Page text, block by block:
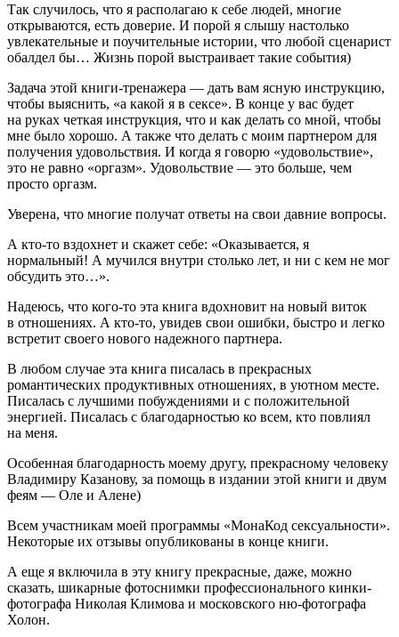
Так случилось, что я располагаю к себе людей, многие
открываются, есть доверие. И порой я слышу настолько
увлекательные и поучительные истории, что любой сценарист
обалдел бы… Жизнь порой выстраивает такие события)
Задача этой книги-тренажера — дать вам ясную инструкцию,
чтобы выяснить, «а какой я в сексе». В конце у вас будет
на руках четкая инструкция, что и как делать со мной, чтобы
мне было хорошо. А также что делать с моим партнером для
получения удовольствия. И когда я говорю «удовольствие»,
это не равно «оргазм». Удовольствие — это больше, чем
просто оргазм.
Уверена, что многие получат ответы на свои давние вопросы.
А кто-то вздохнет и скажет себе: «Оказывается, я
нормальный! А мучился внутри столько лет, и ни с кем не мог
обсудить это…».
Надеюсь, что кого-то эта книга вдохновит на новый виток
в отношениях. А кто-то, увидев свои ошибки, быстро и легко
встретит своего нового надежного партнера.
В любом случае эта книга писалась в прекрасных
романтических продуктивных отношениях, в уютном месте.
Писалась с лучшими побуждениями и с положительной
энергией. Писалась с благодарностью ко всем, кто повлиял
на меня.
Особенная благодарность моему другу, прекрасному человеку
Владимиру Казанову, за помощь в издании этой книги и двум
феям — Оле и Алене)
Всем участникам моей программы «МонаКод сексуальности».
Некоторые их отзывы опубликованы в конце книги.
А еще я включила в эту книгу прекрасные, даже, можно
сказать, шикарные фотоснимки профессионального кинки-
фотографа Николая Климова и московского ню-фотографа
Холон.